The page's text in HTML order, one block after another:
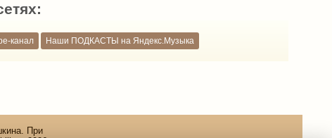
канал Наши ПОДКАСТЫ на Яндекс.Музыка
При